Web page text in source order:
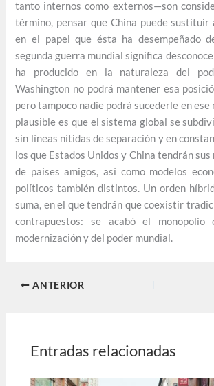
tanto internos como externos—son
término, pensar que China puede sustituir
en el papel que ésta ha desempeñado
segunda guerra mundial significa
ha producido en la naturaleza del
Washington no podrá mantener esa
pero tampoco nadie podrá sucederle en ese
plausible es que el sistema global se
sin líneas nítidas de separación y en
los que Estados Unidos y China tendrán
de países amigos, así como modelos
políticos también distintos. Un orden
suma, en el que tendrán que coexistir
contrapuestos: se acabó el monopolio
modernización y del poder mundial.
ANTERIOR
Entradas relacionadas